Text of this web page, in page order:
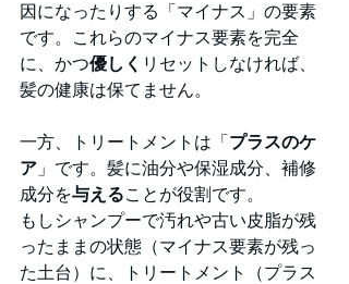
因になったりする「マイナス」の要素
です。これらのマイナス要素を完全
に、かつ優しく リセットしなければ、
髪の健康は保てません。
一方、トリートメントは「プラスのケ
ア 」です。髪に油分や保湿成分、補修
成分を与えることが役割です。
もしシャンプーで汚れや古い皮脂が残
ったままの状態（マイナス要素が残っ
た土台）に、トリートメント（プラス